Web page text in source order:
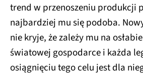
trend w przenoszeniu produkcji
najbardziej mu się podoba.
nie kryje, że zależy mu na
światowej gospodarce i każda
osiągnięciu tego celu jest dla